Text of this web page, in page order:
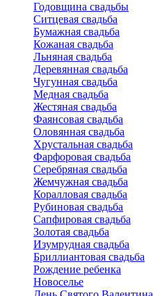
Годовщина свадьбы
Ситцевая свадьба
Бумажная свадьба
Кожаная свадьба
Льняная свадьба
Деревянная свадьба
Чугунная свадьба
Медная свадьба
Жестяная свадьба
Фаянсовая свадьба
Оловянная свадьба
Хрустальная свадьба
Фарфоровая свадьба
Серебряная свадьба
Жемчужная свадьба
Коралловая свадьба
Рубиновая свадьба
Сапфировая свадьба
Золотая свадьба
Изумрудная свадьба
Бриллиантовая свадьба
Рождение ребенка
Новоселье